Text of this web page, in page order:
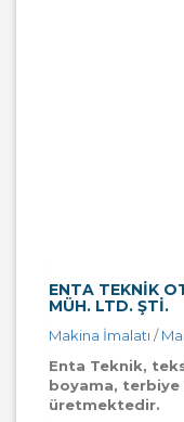
ENTA TEKNIK
MÜH. LTD. ŞTI.
Makina İmalatı /
Enta Teknik,
boyama,
üretmektedir.